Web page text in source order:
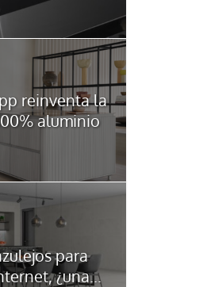
reinventa la
aluminio
para
¿una...